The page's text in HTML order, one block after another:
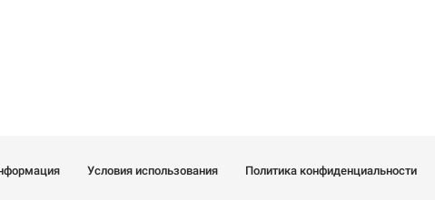
Условия использования Политика конфиденциальности